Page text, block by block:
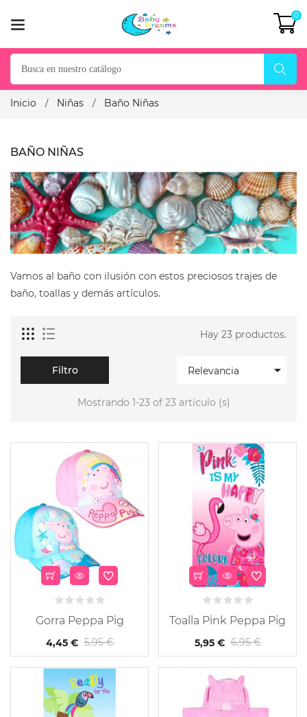
0
Inicio Niñas Baño Niñas
BAÑO NIÑAS
Vamos al baño con ilusión con estos preciosos trajes de
baño, toallas y demás artículos.
Hay 23 productos.
Relevancia 
Filtro
Mostrando 1-23 of 23 artículo (s)
Gorra Peppa Pig
4,45 € 5,95 €
Toalla Pink Peppa Pig
5,95 € 6,95 €